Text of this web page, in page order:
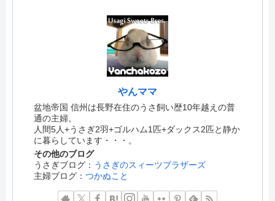
やんママ
盆地帝国 信州は長野在住のうさ飼い歴10年越えの普
通の主婦。
人間5人+うさぎ2羽+ゴルハム1匹+ダックス2匹と静か
に暮らしています・・・。
その他のブログ
うさぎブログ： うさぎのスィーツブラザーズ
主婦ブログ：つかぬこと